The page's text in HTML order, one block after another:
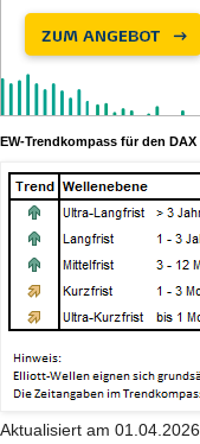
EW-Trendkompass für den DAX
Aktualisiert am 01.04.2026